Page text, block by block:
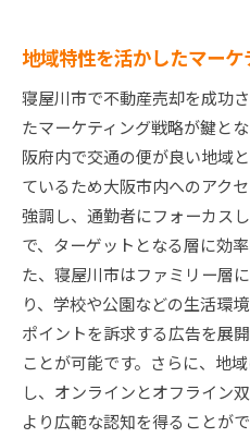
地域特性を活かしたマーケ
寝屋川市で不動産売却を成功
たマーケティング戦略が鍵と
阪府内で交通の便が良い地域
ているため大阪市内へのアク
強調し、通勤者にフォーカス
で、ターゲットとなる層に効
た、寝屋川市はファミリー層
り、学校や公園などの生活環
ポイントを訴求する広告を展
ことが可能です。さらに、地
し、オンラインとオフライン
より広範な認知を得ることが